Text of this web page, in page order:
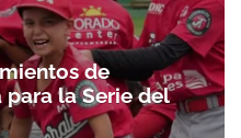
de
para la Serie del